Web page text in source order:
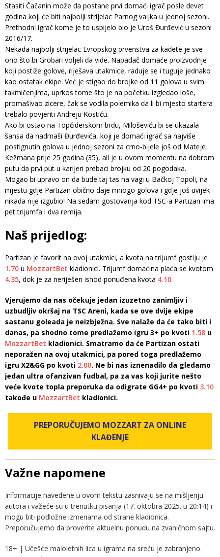
Stasiti Čačanin može da postane prvi domaći igrač posle devet
godina koji će biti najbolji strijelac Parnog valjka u jednoj sezoni.
Prethodni igrač kome je to uspijelo bio je Uroš Đurđević u sezoni
2016/17.
Nekada najbolji strijelac Evropskog prvenstva za kadete je sve
ono što bi Grobari voljeli da vide. Napadač domaće proizvodnje
koji postiže golove, riješava utakmice, raduje se i tuguje jednako
kao ostatak ekipe. Već je stigao do brojke od 11 golova u svim
takmičenjima, uprkos tome što je na početku izgledao loše,
promašivao zicere, čak se vodila polemika da li bi mjesto startera
trebalo povjeriti Andreju Kostiću.
Ako bi ostao na Topčiderskom brdu, Miloševiću bi se ukazala
šansa da nadmaši Đurđevića, koji je domaći igrač sa najviše
postignutih golova u jednoj sezoni za crno-bijele još od Mateje
Kežmana prije 25 godina (35), ali je u ovom momentu na dobrom
putu da prvi put u karijeri prebaci brojku od 20 pogodaka.
Mogao bi upravo on da bude taj tas na vagi u Bačkoj Topoli, na
mjestu gdje Partizan obično daje mnogo golova i gdje još uvijek
nikada nije izgubio! Na sedam gostovanja kod TSC-a Partizan ima
pet trijumfa i dva remija.
Naš prijedlog:
Partizan je favorit na ovoj utakmici, a kvota na trijumf gostiju je
1.70 u MozzartBet kladionici. Trijumf domaćina plaća se kvotom
4.35, dok je za neriješen ishod ponuđena kvota 4.10.
Vjerujemo da nas očekuje jedan izuzetno zanimljiv i
uzbudljiv okršaj na TSC Areni, kada se ove dvije ekipe
sastanu goleada je neizbježna. Sve nalaže da će tako biti i
danas, pa shodno tome predlažemo igru 3+ po kvoti 1.58 u
MozzartBet kladionici. Smatramo da će Partizan ostati
neporažen na ovoj utakmici, pa pored toga predlažemo
igru X2&GG po kvoti 2.00. Ne bi nas iznenadilo da gledamo
jedan ultra ofanzivan fudbal, pa za vas koji jurite nešto
veće kvote topla preporuka da odigrate GG4+ po kvoti 3.10
takođe u MozzartBet kladionici.
PREPORUČUJEMO MOZZART ZA ONLINE
KLAĐENJE
Važne napomene
Informacije navedene u ovom tekstu zasnivaju se na mišljenju
autora i važeće su u trenutku pisanja (17. oktobra 2025. u 20:14) i
mogu biti podložne izmenama od strane kladionica.
Preporučujemo da proverite aktuelnu ponudu na zvaničnom sajtu.
18+ | Učešće maloletnih lica u igrama na sreću je zabranjeno.